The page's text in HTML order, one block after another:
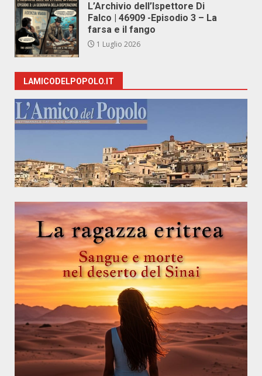
L’Archivio dell’Ispettore Di
Falco | 46909 -Episodio 3 – La
farsa e il fango
1 Luglio 2026
LAMICODELPOPOLO.IT